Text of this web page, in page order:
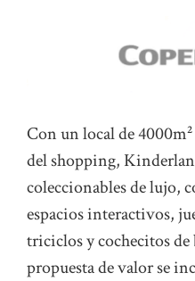
Con un local de
del shopping,
coleccionables de lujo,
espacios interactivos,
triciclos y cochecitos de
propuesta de valor se